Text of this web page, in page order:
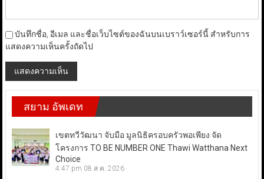
บันทึกชื่อ, อีเมล และชื่อเว็บไซต์ของฉันบนเบราว์เซอร์นี้ สำหรับการ
แสดงความเห็นครั้งถัดไป
สยาม อัพเดท
เขตทวีวัฒนา จับมือ มูลนิธิครอบครัวพอเพียง จัด
โครงการ TO BE NUMBER ONE Thawi Watthana Next
Choice
4:47 pm 08 ส.ค. 2026